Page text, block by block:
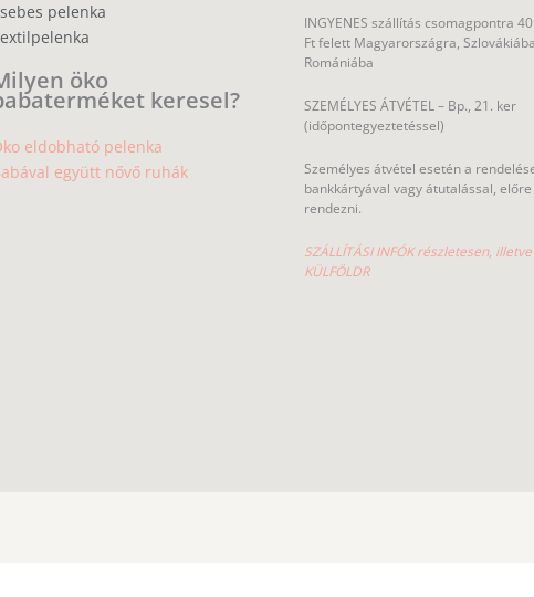
pelenka
öko
keresel?
eldobható pelenka
együtt nővő ruhák
INGYENES szállítás csomagpontra
Ft felett Magyarországra,
Romániába
SZEMÉLYES ÁTVÉTEL – Bp., 21. ker
(időpontegyeztetéssel)
Személyes átvétel esetén a
bankkártyával vagy átutalással,
rendezni.
SZÁLLÍTÁSI INFÓK részletesen, illetve
KÜLFÖLDR